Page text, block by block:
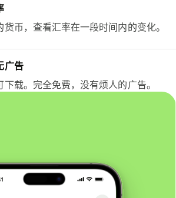
币，查看汇率在一段时间内的变化。
广告
下载。完全免费，没有烦人的广告。